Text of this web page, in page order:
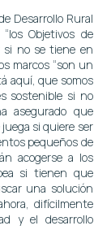
Desarrollo Rural
Objetivos de
si no se tiene en
marcos “son un
aquí, que somos
sostenible si no
asegurado que
si quiere ser
pequeños de
acogerse a los
si tienen que
una solución
difícilmente
y el desarrollo